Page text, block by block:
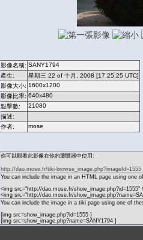
影像名稱: SANY1794
產生:
星期三 22 of 十月, 2008 [17:25:25 UTC]
影像大小: 1600x1200
影像比率: 640x480
點擊數:
21080
描述:
作者:
mose
你可以觀看此影像在你的瀏覽器中使用:
http://dao.mose.fr/tiki-browse_image.php?imageId=1555
You can include the image in an HTML page using one
<img src="http://dao.mose.fr/show_image.php?id=1555"
<img src="http://dao.mose.fr/
You can include the image in a tiki page using one of
{img src=show_image.php?id=1555 }
{img src=show_image.php?name=SANY1794 }